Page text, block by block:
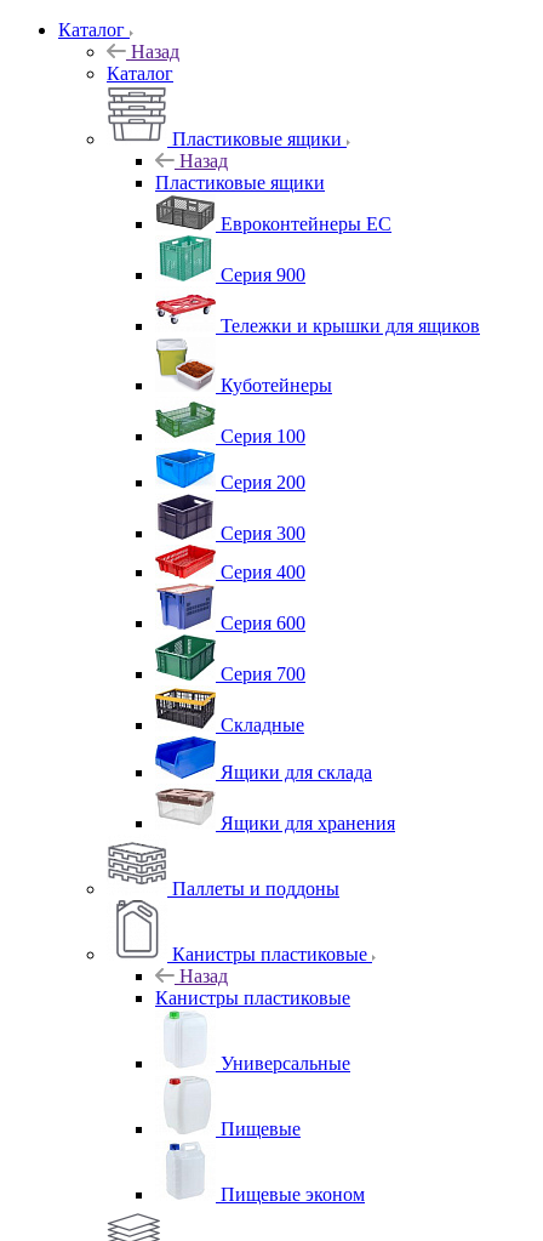
Каталог
Назад
Каталог
Пластиковые ящики
Назад
Пластиковые ящики
Евроконтейнеры ЕС
Серия 900
Тележки и крышки для ящиков
Куботейнеры
Серия 100
Серия 200
Серия 300
Серия 400
Серия 600
Серия 700
Складные
Ящики для склада
Ящики для хранения
Паллеты и поддоны
Канистры пластиковые
Назад
Канистры пластиковые
Универсальные
Пищевые
Пищевые эконом